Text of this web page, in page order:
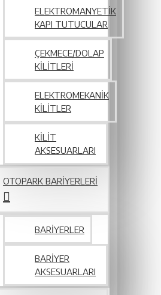
ELEKTROMANYETIK
KAPI TUTUCULAR
ÇEKMECE/DOLAP
KILITLERI
ELEKTROMEKANIK
KILITLER
KILIT
AKSESUARLARI
OTOPARK BARIYERLERI
BARIYERLER
BARIYER
AKSESUARLARI